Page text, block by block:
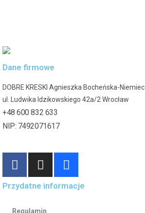
Dane firmowe
DOBRE KRESKI Agnieszka Bocheńska-Niemiec
ul. Ludwika Idzikowskiego 42a/2 Wrocław
+48 600 832 633
NIP: 7492071617
Przydatne informacje
Regulamin